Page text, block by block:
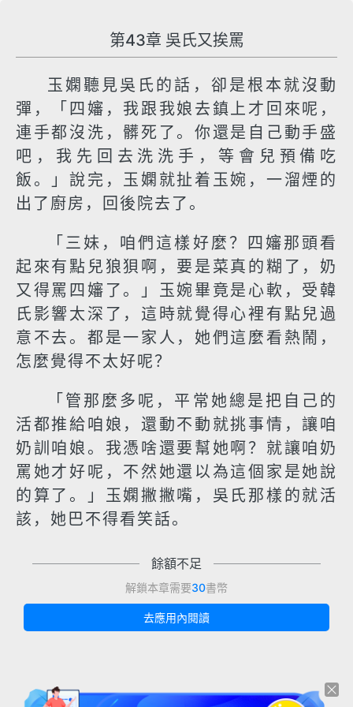
第43章 吳氏又挨罵
玉嫻聽見吳氏的話，卻是根本就沒動
彈，「四嬸，我跟我娘去鎮上才回來呢，
連手都沒洗，髒死了。你還是自己動手盛
吧，我先回去洗洗手，等會兒預備吃
飯。」說完，玉嫻就扯着玉婉，一溜煙的
出了廚房，回後院去了。
「三妹，咱們這樣好麼？四嬸那頭看
起來有點兒狼狽啊，要是菜真的糊了，奶
又得罵四嬸了。」玉婉畢竟是心軟，受韓
氏影響太深了，這時就覺得心裡有點兒過
意不去。都是一家人，她們這麼看熱鬧，
怎麼覺得不太好呢？
「管那麼多呢，平常她總是把自己的
活都推給咱娘，還動不動就挑事情，讓咱
奶訓咱娘。我憑啥還要幫她啊？就讓咱奶
罵她才好呢，不然她還以為這個家是她說
的算了。」玉嫻撇撇嘴，吳氏那樣的就活
該，她巴不得看笑話。
餘額不足
解鎖本章需要30書幣
去應用內閱讀